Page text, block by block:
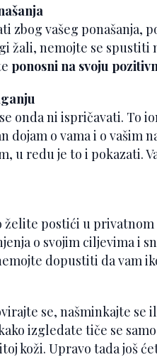
zbog vašeg ponašanja,
žali, nemojte se
ponosni na svoju
onda ni ispričavati. To
dojam o vama i o vašim
u redu je to i pokazati.
želite postići u
o svojim ciljevima i
dopustiti da vam
se, našminkajte se
izgledate tiče se
koži. Upravo tada još